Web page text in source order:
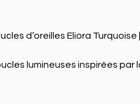
d’oreilles Eliora Turquoise
lumineuses inspirées par